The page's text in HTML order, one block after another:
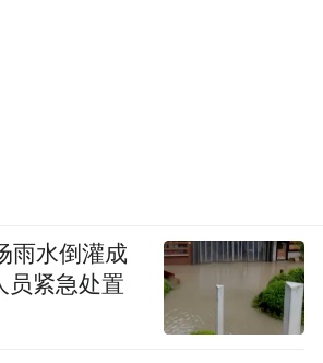
雨水倒灌成
员紧急处置